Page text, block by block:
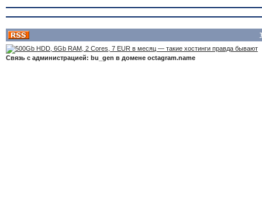
Связь с администрацией: bu_gen в домене octagram.name